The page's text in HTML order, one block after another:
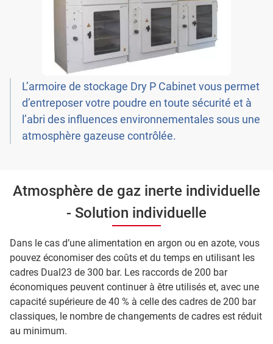
L’armoire de stockage Dry P Cabinet vous permet
d’entreposer votre poudre en toute sécurité et à
l’abri des influences environnementales sous une
atmosphère gazeuse contrôlée.
Atmosphère de gaz inerte individuelle
- Solution individuelle
Dans le cas d’une alimentation en argon ou en azote, vous
pouvez économiser des coûts et du temps en utilisant les
cadres Dual23 de 300 bar. Les raccords de 200 bar
économiques peuvent continuer à être utilisés et, avec une
capacité supérieure de 40 % à celle des cadres de 200 bar
classiques, le nombre de changements de cadres est réduit
au minimum.